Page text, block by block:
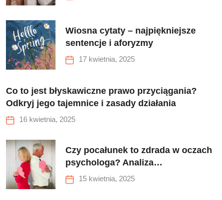
Wiosna cytaty – najpiękniejsze
sentencje i aforyzmy
17 kwietnia, 2025
Co to jest błyskawiczne prawo przyciągania?
Odkryj jego tajemnice i zasady działania
16 kwietnia, 2025
Czy pocałunek to zdrada w oczach
psychologa? Analiza
emocjonalnych i psychologicznych
aspektów
15 kwietnia, 2025